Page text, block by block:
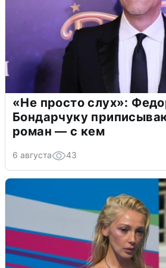
«Не просто слух»:
Бондарчуку
роман — с кем
6 августа 43